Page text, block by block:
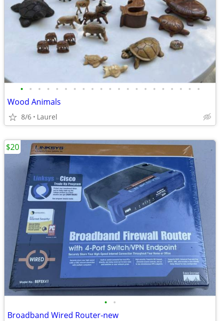
• • • • • • • • • • • • • • • • • • • • •
Wood Animals
8/6 Laurel
• •
Broadband Wired Router-new
$20